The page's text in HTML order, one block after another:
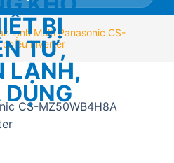
lạnh Multi Panasonic CS-
chiều inverter